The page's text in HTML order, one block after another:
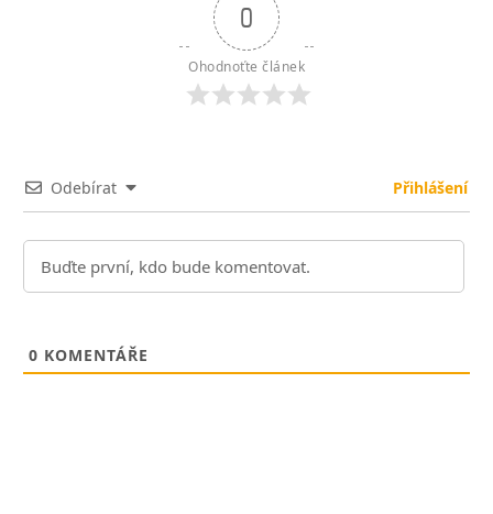
0
Ohodnoťte článek
Odebírat Přihlášení
0 KOMENTÁŘE